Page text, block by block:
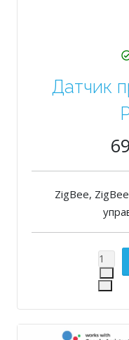
Датчик
ZigBee,